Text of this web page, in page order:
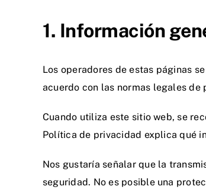
1. Información
Los operadores de estas páginas
acuerdo con las normas legales
Cuando utiliza este sitio web, se
Política de privacidad explica qué
Nos gustaría señalar que la
seguridad. No es posible una